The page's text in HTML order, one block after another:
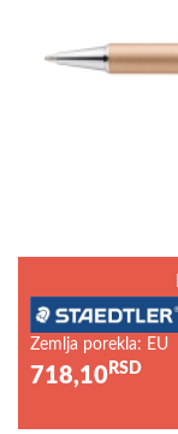
Zemlja porekla: EU
718,10 RSD